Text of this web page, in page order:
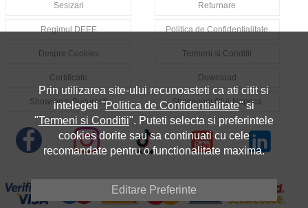
Sesizari Returnare
Regimul DEEE Politica de Confidentialitate
Despre Cookies Termeni si Conditii
Certificate Download
Showroom Bucuresti Showroom Cluj-Napoca
Prin utilizarea site-ului recunoasteti ca ati citit si
intelegeti "Politica de Confidentialitate" si
"Termeni si Conditii". Puteti selecta si preferintele
cookies dorite sau sa continuati cu cele
recomandate pentru o functionalitate maxima.
Editare Preferinte